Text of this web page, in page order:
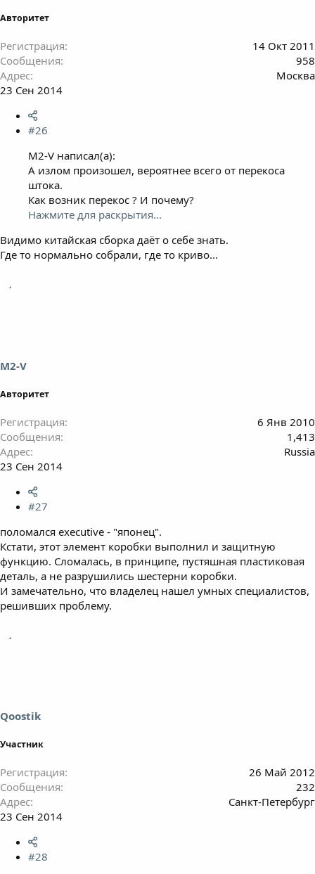
Авторитет
Регистрация
14 Окт 2011
Сообщения
958
Адрес
Москва
23 Сен 2014
#26
M2-V написал(а):
А излом произошел, вероятнее всего от перекоса
штока.
Как возник перекос ? И почему?
Нажмите для раскрытия...
Видимо китайская сборка даёт о себе знать.
Где то нормально собрали, где то криво...
M2-V
Авторитет
Регистрация
6 Янв 2010
Сообщения
1,413
Адрес
Russia
23 Сен 2014
#27
поломался executive - "японец".
Кстати, этот элемент коробки выполнил и защитную
функцию. Сломалась, в принципе, пустяшная пластиковая
деталь, а не разрушились шестерни коробки.
И замечательно, что владелец нашел умных специалистов,
решивших проблему.
Qoostik
Участник
Регистрация
26 Май 2012
Сообщения
232
Адрес
Санкт-Петербург
23 Сен 2014
#28